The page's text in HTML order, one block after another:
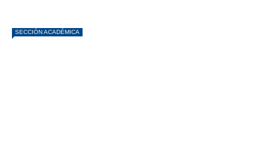
SECCIÓN ACADÉMICA